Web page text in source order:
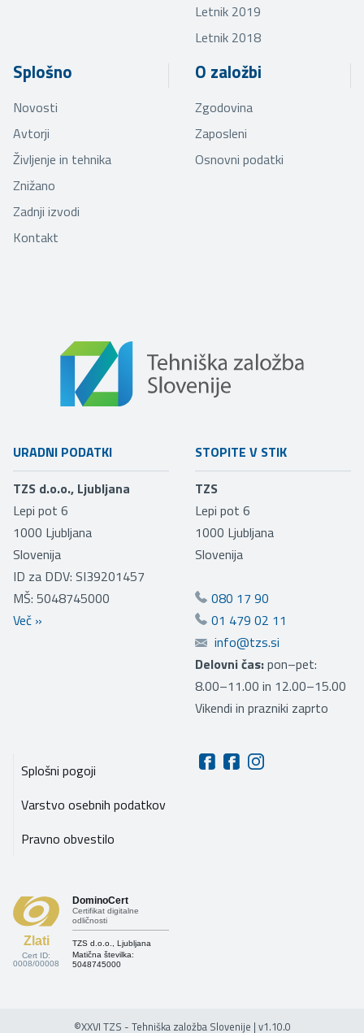
Letnik 2019
Letnik 2018
Splošno
Novosti
Avtorji
Življenje in tehnika
Znižano
Zadnji izvodi
Kontakt
O založbi
Zgodovina
Zaposleni
Osnovni podatki
URADNI PODATKI
TZS d.o.o., Ljubljana
Lepi pot 6
1000 Ljubljana
Slovenija
ID za DDV: SI39201457
MŠ: 5048745000
Več »
STOPITE V STIK
TZS
Lepi pot 6
1000 Ljubljana
Slovenija
080 17 90
01 479 02 11
info@tzs.si
Delovni čas:pon–pet:
8.00–11.00 in 12.00–15.00
Vikendi in prazniki zaprto
Splošni pogoji
Varstvo osebnih podatkov
Pravno obvestilo
Zlati
Cert ID:
0008/00008
DominoCert
Certifikat digitalne
odličnosti
TZS d.o.o., Ljubljana
Matična številka:
5048745000
©XXVI TZS - Tehniška založba Slovenije | v1.10.0